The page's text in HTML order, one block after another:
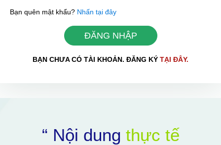
Bạn quên mật khẩu? Nhấn tại đây
ĐĂNG NHẬP
BẠN CHƯA CÓ TÀI KHOẢN. ĐĂNG KÝ TẠI ĐÂY.
“ Nội dung thực tế
ĐĂNG KÝ TƯ VẤN MIỄN
PHÍ